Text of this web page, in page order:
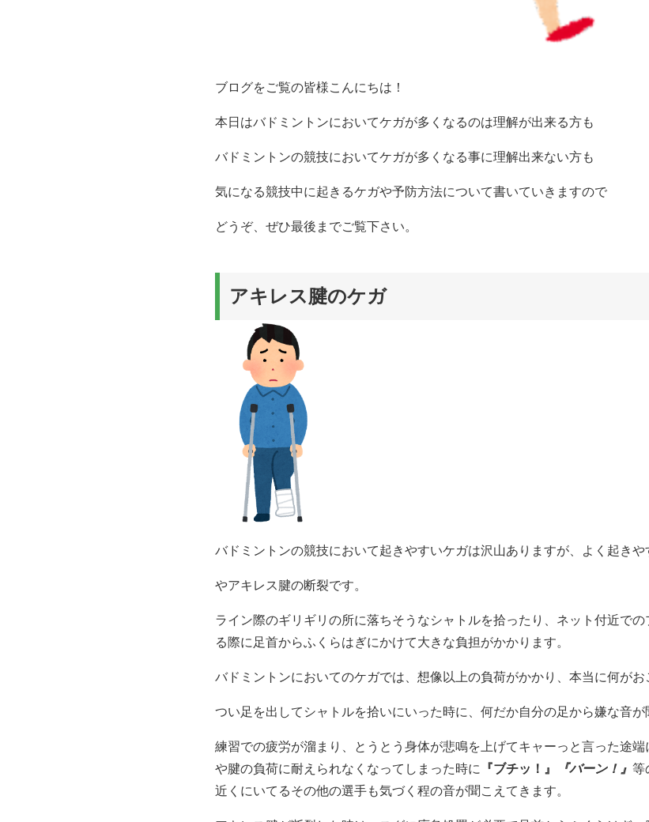
ブログをご覧の皆様こんにちは！
本日はバドミントンにおいてケガが多くなるのは理解が出来る方も
バドミントンの競技においてケガが多くなる事に理解出来ない方も
気になる競技中に起きるケガや予防方法について書いていきますので
どうぞ、ぜひ最後までご覧下さい。
アキレス腱のケガ
バドミントンの競技において起きやすいケガは沢山ありますが、よく起き
やアキレス腱の断裂です。
ライン際のギリギリの所に落ちそうなシャトルを拾ったり、ネット付近で
る際に足首からふくらはぎにかけて大きな負担がかかります。
バドミントンにおいてのケガでは、想像以上の負荷がかかり、本当に何がお
つい足を出してシャトルを拾いにいった時に、何だか自分の足から嫌な音が
練習での疲労が溜まり、とうとう身体が悲鳴を上げてキャーっと言った途
や腱の負荷に耐えられなくなってしまった時に
『ブチッ！』 『バーン！』 等
近くにいてるその他の選手も気づく程の音が聞こえてきます。